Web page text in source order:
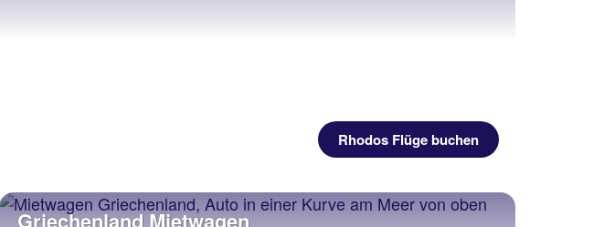
Rhodos Flüge buchen
Griechenland Mietwagen